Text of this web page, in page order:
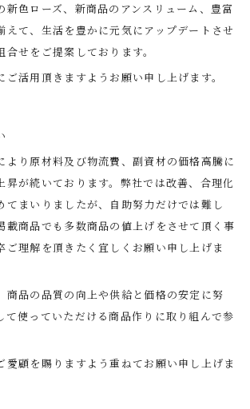
新色ローズ、新商品のアンスリューム、豊富
えて、生活を豊かに元気にアップデートさせ
せをご提案しております。
ご活用頂きますようお願い申し上げます。
り原材料及び物流費、副資材の価格高騰に
昇が続いております。弊社では改善、合理化
てまいりましたが、自助努力だけでは難し
載商品でも多数商品の値上げをさせて頂く事
ご理解を頂きたく宜しくお願い申し上げま
品の品質の向上や供給と価格の安定に努
て使っていただける商品作りに取り組んで参
愛顧を賜りますよう重ねてお願い申し上げま